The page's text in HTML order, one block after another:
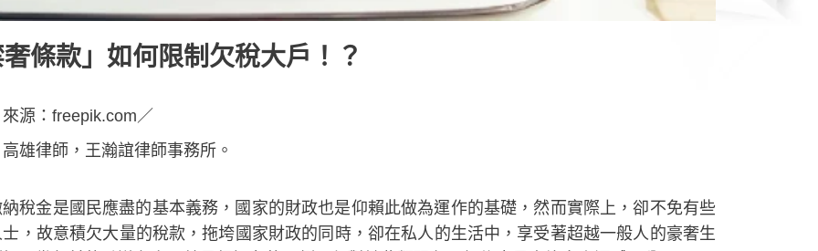
奢條款」如何限制欠稅大戶！？
來源：freepik.com／
雄律師，王瀚誼律師事務所。
稅金是國民應盡的基本義務，國家的財政也是仰賴此做為運作的基礎，然而實際上，卻不免有些
，故意積欠大量的稅款，拖垮國家財政的同時，卻在私人的生活中，享受著超越一般人的豪奢生